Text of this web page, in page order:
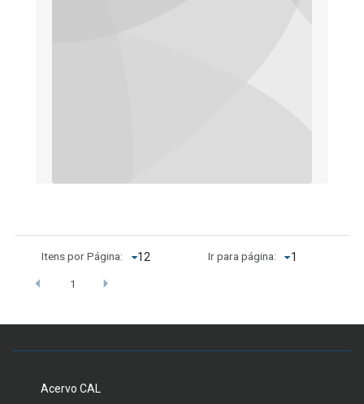
Itens por Página: Ir para página:
1
Acervo CAL